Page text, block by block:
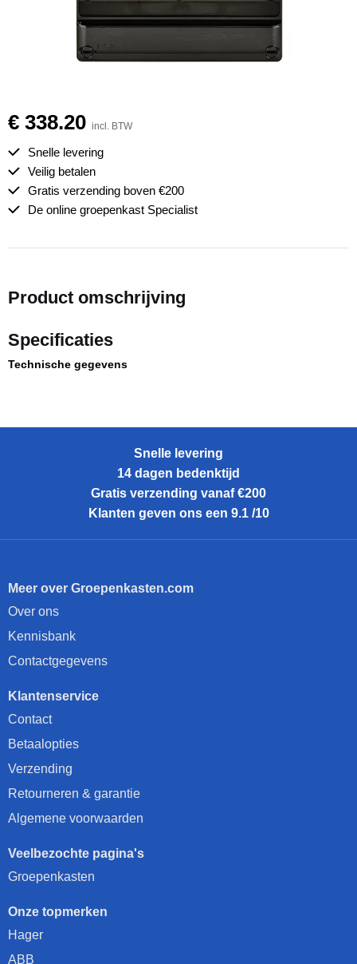
€ 338.20 incl. BTW
Snelle levering
Veilig betalen
Gratis verzending boven €200
De online groepenkast Specialist
Product omschrijving
Specificaties
Technische gegevens
Snelle levering
14 dagen bedenktijd
Gratis verzending vanaf €200
Klanten geven ons een 9.1 /10
Meer over Groepenkasten.com
Over ons
Kennisbank
Contactgegevens
Klantenservice
Contact
Betaalopties
Verzending
Retourneren & garantie
Algemene voorwaarden
Veelbezochte pagina's
Groepenkasten
Onze topmerken
Hager
ABB